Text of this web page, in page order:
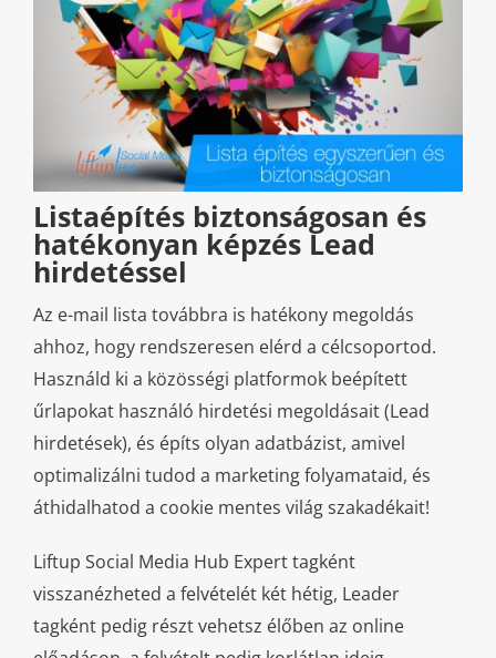
Listaépítés biztonságosan és
hatékonyan képzés Lead
hirdetéssel
Az e-mail lista továbbra is hatékony megoldás
ahhoz, hogy rendszeresen elérd a célcsoportod.
Használd ki a közösségi platformok beépített
űrlapokat használó hirdetési megoldásait (Lead
hirdetések), és építs olyan adatbázist, amivel
optimalizálni tudod a marketing folyamataid, és
áthidalhatod a cookie mentes világ szakadékait!
Liftup Social Media Hub Expert tagként
visszanézheted a felvételét két hétig, Leader
tagként pedig részt vehetsz élőben az online